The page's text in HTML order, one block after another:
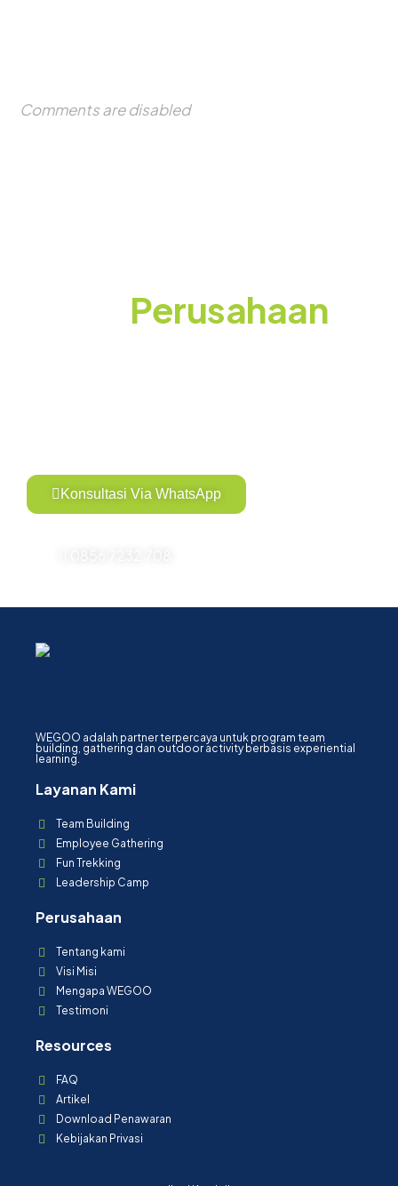
Comments are disabled
Perusahaan
Konsultasi Via WhatsApp
WEGOO adalah partner terpercaya untuk program team
building, gathering dan outdoor activity berbasis experiential
learning.
Layanan Kami
Team Building
Employee Gathering
Fun Trekking
Leadership Camp
Perusahaan
Tentang kami
Visi Misi
Mengapa WEGOO
Testimoni
Resources
FAQ
Artikel
Download Penawaran
Kebijakan Privasi